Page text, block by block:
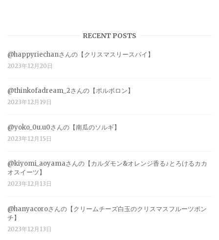
RECENT POSTS
@happyriechanさんの【クリスマスリースパイ】
2023年12月20日
@thinkofadream_2さんの【ポルボロン】
2023年12月19日
@yoko_0u.u0さんの【南瓜のソルギ】
2023年12月15日
@kiyomi_aoyamaさんの【カルダモン&オレンジ香る♪とろけるカカ
オスイーツ】
2023年12月13日
@hanyacoroさんの【クリームチーズ白玉のクリスマスフルーツポン
チ】
2023年12月13日